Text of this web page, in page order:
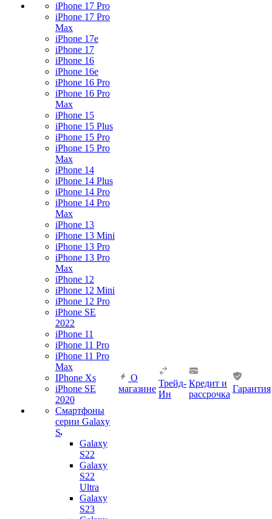
iPhone 17 Pro
iPhone 17 Pro
Max
iPhone 17e
iPhone 17
iPhone 16
iPhone 16e
iPhone 16 Pro
iPhone 16 Pro
Max
iPhone 15
iPhone 15 Plus
iPhone 15 Pro
iPhone 15 Pro
Max
iPhone 14
iPhone 14 Plus
iPhone 14 Pro
iPhone 14 Pro
Max
iPhone 13
iPhone 13 Mini
iPhone 13 Pro
iPhone 13 Pro
Max
iPhone 12
iPhone 12 Mini
iPhone 12 Pro
iPhone SE
2022
iPhone 11
iPhone 11 Pro
iPhone 11 Pro
Max
IPhone Xs
iPhone SE
2020
Смартфоны
серии Galaxy
S
Galaxy
S22
Galaxy
S22
Ultra
Galaxy
S23
О
магазине
Трейд-
Ин
Кредит и
рассрочка
Гарантия